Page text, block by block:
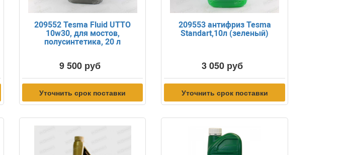
209552 Tesma Fluid UTTO
10w30, для мостов,
полусинтетика, 20 л
9 500 руб
Уточнить срок поставки
209553 антифриз Tesma
Standart,10л (зеленый)
3 050 руб
Уточнить срок поставки